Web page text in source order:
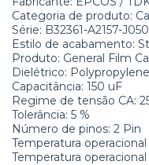
Categoria de produto:
Série: B32361-A2157-J050
Estilo de acabamento:
Produto: General Film
Dielétrico:
Capacitância: 150 uF
Regime de tensão CA:
Tolerância: 5 %
Número de pinos: 2 Pin
Temperatura
Temperatura